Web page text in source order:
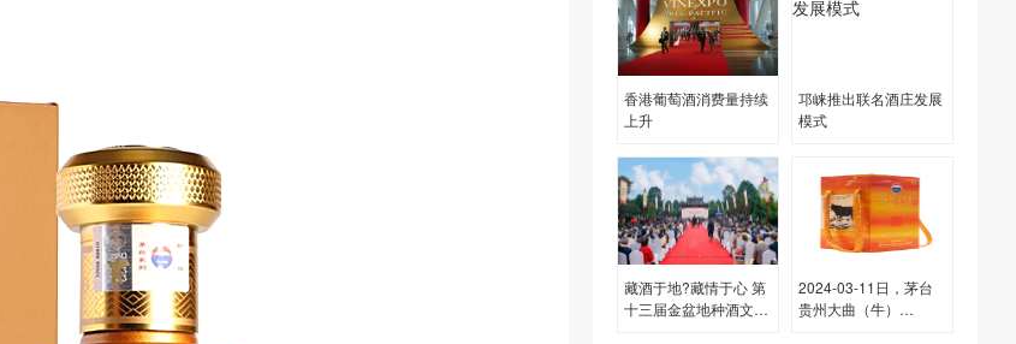
香港葡萄酒消费量持续
上升
邛崃推出联名酒庄发展
模式
藏酒于地?藏情于心 第
十三届金盆地种酒文化
2024-03-11日，茅台
贵州大曲（牛）